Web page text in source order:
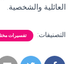
العائلية والشخصية.
التصنيفات: تفسيرات